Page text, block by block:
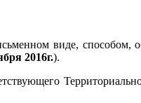
виде, способом,
2016г.).